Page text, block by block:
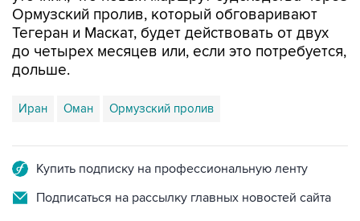
до четырех месяцев или, если это потребуется,
дольше.
Иран Оман
Подписаться на рассылку главных новостей сайта
Получать оперативные новости в официальном